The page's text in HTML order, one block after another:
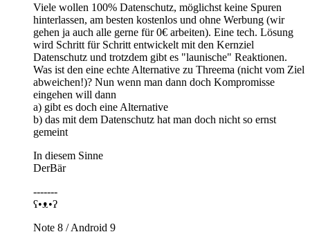
Viele wollen 100% Datenschutz, möglichst keine Spuren
hinterlassen, am besten kostenlos und ohne Werbung (wir
gehen ja auch alle gerne für 0€ arbeiten). Eine tech. Lösung
wird Schritt für Schritt entwickelt mit den Kernziel
Datenschutz und trotzdem gibt es "launische" Reaktionen.
Was ist den eine echte Alternative zu Threema (nicht vom Ziel
abweichen!)? Nun wenn man dann doch Kompromisse
eingehen will dann
a) gibt es doch eine Alternative
b) das mit dem Datenschutz hat man doch nicht so ernst
gemeint
In diesem Sinne
DerBär
-------
ʕ•ᴥ•ʔ
Note 8 / Android 9